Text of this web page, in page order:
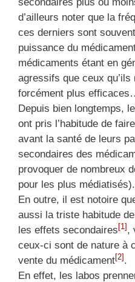
d’ailleurs noter que la
ces derniers sont
puissance du
médicaments étant en
agressifs que ceux
forcément plus
Depuis bien longtemps,
ont pris l’habitude de
avant la santé de leurs
secondaires des
provoquer de nombreux
pour les plus médiatisés).
En outre, il est notoire
aussi la triste habitude
les effets secondaires [1] ,
ceux-ci sont de nature à
vente du médicament[2] .
En effet, les labos